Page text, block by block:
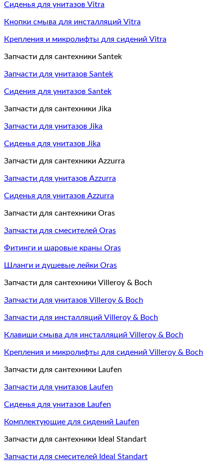
Сиденья для унитазов Vitra
Кнопки смыва для инсталляций Vitra
Крепления и микролифты для сидений Vitra
Запчасти для сантехники Santek
Запчасти для унитазов Santek
Сидения для унитазов Santek
Запчасти для сантехники Jika
Запчасти для унитазов Jika
Сиденья для унитазов Jika
Запчасти для сантехники Azzurra
Запчасти для унитазов Azzurra
Сиденья для унитазов Azzurra
Запчасти для сантехники Oras
Запчасти для смесителей Oras
Фитинги и шаровые краны Oras
Шланги и душевые лейки Oras
Запчасти для сантехники Villeroy & Boch
Запчасти для унитазов Villeroy & Boch
Запчасти для инсталляций Villeroy & Boch
Клавиши смыва для инсталляций Villeroy & Boch
Крепления и микролифты для сидений Villeroy & Boch
Запчасти для сантехники Laufen
Запчасти для унитазов Laufen
Сиденья для унитазов Laufen
Комплектующие для сидений Laufen
Запчасти для сантехники Ideal Standart
Запчасти для смесителей Ideal Standart